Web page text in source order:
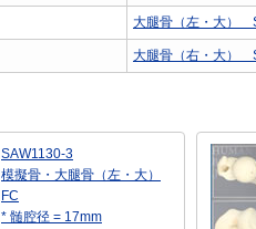
大腿骨（左・大）
大腿骨（右・大）
SAW1130-3
模擬骨・大腿骨（左・大）
FC
* 髄腔径 = 17mm